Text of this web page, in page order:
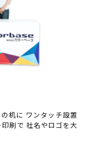
机に ワンタッチ設置
刷で 社名やロゴを大